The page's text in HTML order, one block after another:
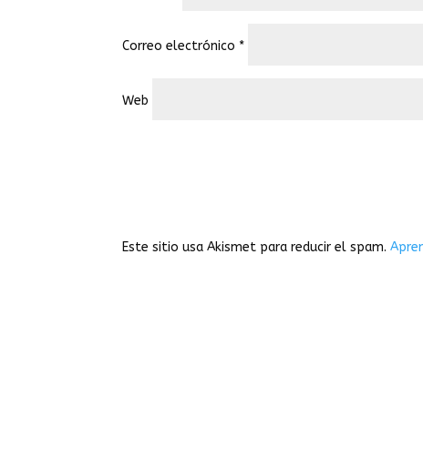
Correo electrónico *
Web
Este sitio usa Akismet para reducir el spam.